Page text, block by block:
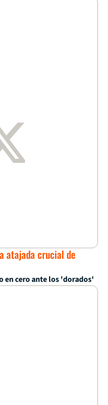
atajada crucial de
en cero ante los 'dorados'